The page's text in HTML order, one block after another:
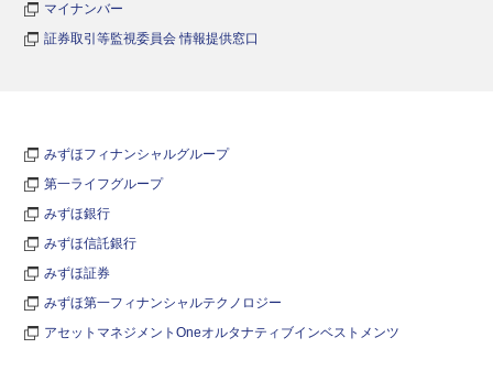
マイナンバー
証券取引等監視委員会 情報提供窓口
みずほフィナンシャルグループ
第一ライフグループ
みずほ銀行
みずほ信託銀行
みずほ証券
みずほ第一フィナンシャルテクノロジー
アセットマネジメントOneオルタナティブインベストメンツ